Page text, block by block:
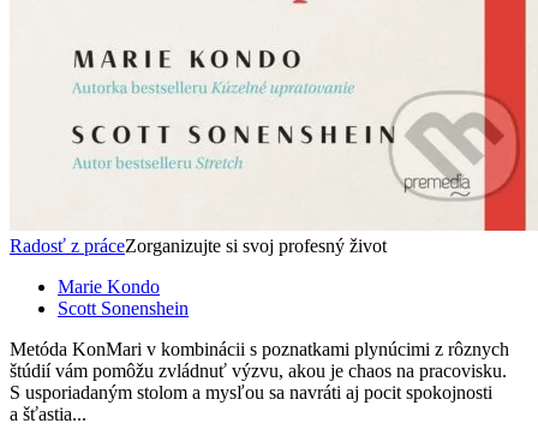
Radosť z práceZorganizujte si svoj profesný život
Marie Kondo
Scott Sonenshein
Metóda KonMari v kombinácii s poznatkami plynúcimi z rôznych
štúdií vám pomôžu zvládnuť výzvu, akou je chaos na pracovisku.
S usporiadaným stolom a mysľou sa navráti aj pocit spokojnosti
a šťastia...